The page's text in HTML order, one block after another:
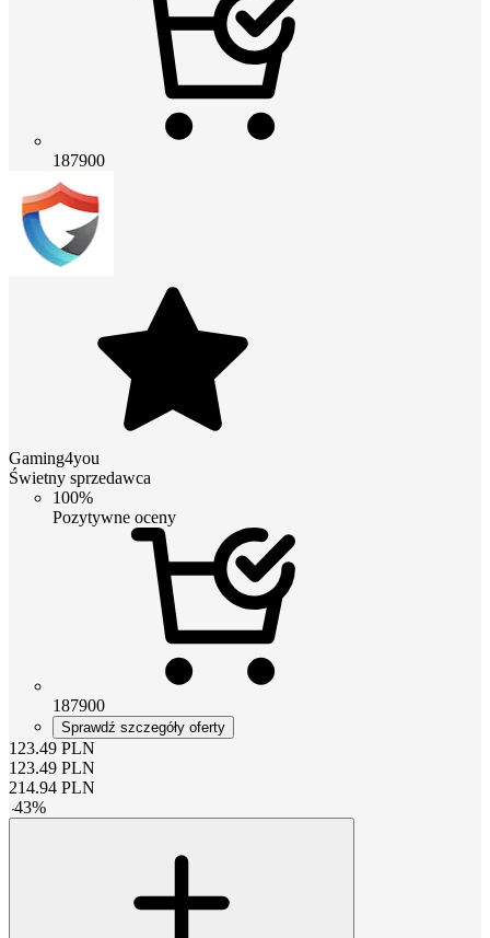
187900
Gaming4you
Świetny sprzedawca
100%
Pozytywne oceny
187900
Sprawdź szczegóły oferty
123.49 PLN
123.49 PLN
214.94 PLN
-43%